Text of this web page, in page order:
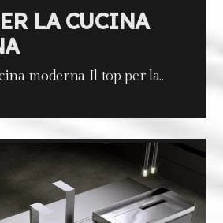
LA CUCINA
moderna Il top per la…